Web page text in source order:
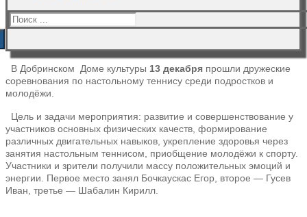
Искать:
В Добринском Доме культуры 13 декабря прошли дружеские
соревнования по настольному теннису среди подростков и
молодёжи.
Цель и задачи мероприятия: развитие и совершенствование у
участников основных физических качеств, формирование
различных двигательных навыков, укрепление здоровья через
занятия настольным теннисом, приобщение молодёжи к спорту.
Участники и зрители получили массу положительных эмоций и
энергии. Первое место занял Бочкаускас Егор, второе — Гусев
Иван, третье — Шабалин Кирилл.